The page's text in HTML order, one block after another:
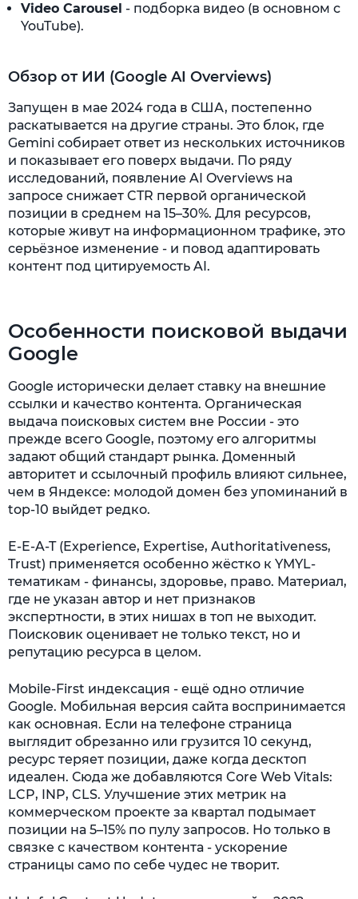
Video Carousel - подборка видео (в основном с
YouTube).
Обзор от ИИ (Google AI Overviews)
Запущен в мае 2024 года в США, постепенно
раскатывается на другие страны. Это блок, где
Gemini собирает ответ из нескольких источников
и показывает его поверх выдачи. По ряду
исследований, появление AI Overviews на
запросе снижает CTR первой органической
позиции в среднем на 15–30%. Для ресурсов,
которые живут на информационном трафике, это
серьёзное изменение - и повод адаптировать
контент под цитируемость AI.
Особенности поисковой выдачи
Google
Google исторически делает ставку на внешние
ссылки и качество контента. Органическая
выдача поисковых систем вне России - это
прежде всего Google, поэтому его алгоритмы
задают общий стандарт рынка. Доменный
авторитет и ссылочный профиль влияют сильнее,
чем в Яндексе: молодой домен без упоминаний в
top-10 выйдет редко.
E-E-A-T (Experience, Expertise, Authoritativeness,
Trust) применяется особенно жёстко к YMYL-
тематикам - финансы, здоровье, право. Материал,
где не указан автор и нет признаков
экспертности, в этих нишах в топ не выходит.
Поисковик оценивает не только текст, но и
репутацию ресурса в целом.
Mobile-First индексация - ещё одно отличие
Google. Мобильная версия сайта воспринимается
как основная. Если на телефоне страница
выглядит обрезанно или грузится 10 секунд,
ресурс теряет позиции, даже когда десктоп
идеален. Сюда же добавляются Core Web Vitals:
LCP, INP, CLS. Улучшение этих метрик на
коммерческом проекте за квартал подымает
позиции на 5–15% по пулу запросов. Но только в
связке с качеством контента - ускорение
страницы само по себе чудес не творит.